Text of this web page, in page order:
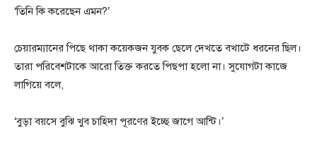
‘তিনি কি করেছেন এমন?’
চেয়ারম্যানের পিছে থাকা কয়েকজন যুবক ছেলে দেখতে বখাটে ধরনের ছিল।
তারা পরিবেশটাকে আরো তিক্ত করতে পিছপা হলো না। সুযোগটা কাজে
লাগিয়ে বলে,
‘বুড়া বয়সে বুঝি খুব চাহিদা পূরণের ইচ্ছে জাগে আন্টি।’